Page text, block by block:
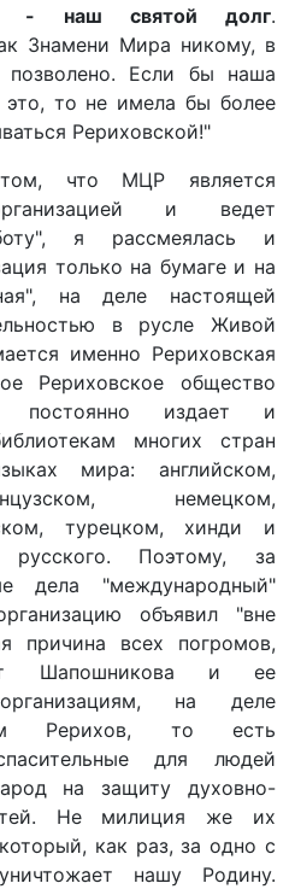
- наш святой долг.
Знамени Мира никому, в
Если бы наша
это, то не имела бы более
Рериховской!"
что МЦР является
и ведет
я рассмеялась и
только на бумаге и на
на деле настоящей
в русле Живой
именно Рериховская
Рериховское общество
постоянно издает и
многих стран
мира: английском,
немецком,
турецком, хинди и
Поэтому, за
дела "международный"
объявил "вне
причина всех погромов,
Шапошникова и ее
на деле
Рерихов, то есть
для людей
на защиту духовно-
Не милиция же их
как раз, за одно с
нашу Родину.